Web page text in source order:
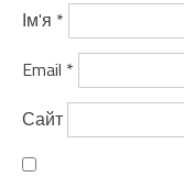
Ім'я *
Email *
Сайт